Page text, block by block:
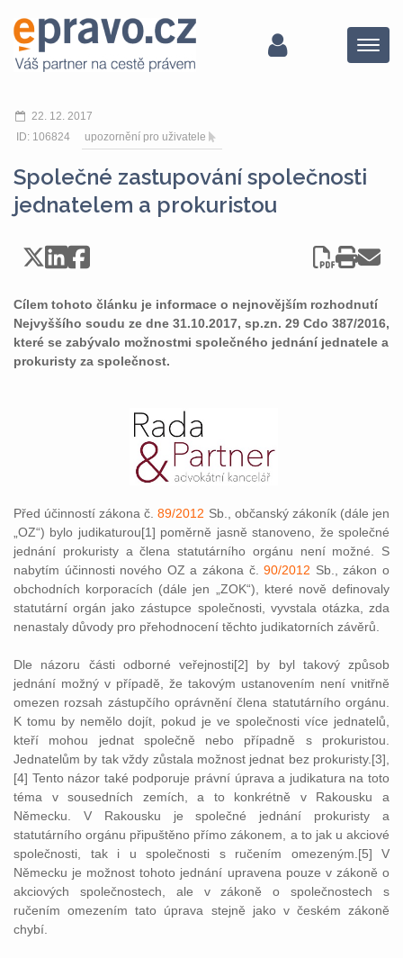
Menu
22. 12. 2017
ID: 106824
upozornění pro uživatele
Společné zastupování společnosti
jednatelem a prokuristou
Cílem tohoto článku je informace o nejnovějším rozhodnutí
Nejvyššího soudu ze dne 31.10.2017, sp.zn. 29 Cdo 387/2016,
které se zabývalo možnostmi společného jednání jednatele a
prokuristy za společnost.
Před účinností zákona č.89/2012 Sb., občanský zákoník (dále jen
„OZ“) bylo judikaturou[1] poměrně jasně stanoveno, že společné
jednání prokuristy a člena statutárního orgánu není možné. S
nabytím účinnosti nového OZ a zákona č.90/2012 Sb., zákon o
obchodních korporacích (dále jen „ZOK“), které nově definovaly
statutární orgán jako zástupce společnosti, vyvstala otázka, zda
nenastaly důvody pro přehodnocení těchto judikatorních závěrů.
Dle názoru části odborné veřejnosti[2] by byl takový způsob
jednání možný v případě, že takovým ustanovením není vnitřně
omezen rozsah zástupčího oprávnění člena statutárního orgánu.
K tomu by nemělo dojít, pokud je ve společnosti více jednatelů,
kteří mohou jednat společně nebo případně s prokuristou.
Jednatelům by tak vždy zůstala možnost jednat bez prokuristy.[3],
[4] Tento názor také podporuje právní úprava a judikatura na toto
téma v sousedních zemích, a to konkrétně v Rakousku a
Německu. V Rakousku je společné jednání prokuristy a
statutárního orgánu připuštěno přímo zákonem, a to jak u akciové
společnosti, tak i u společnosti s ručením omezeným.[5] V
Německu je možnost tohoto jednání upravena pouze v zákoně o
akciových společnostech, ale v zákoně o společnostech s
ručením omezením tato úprava stejně jako v českém zákoně
chybí.